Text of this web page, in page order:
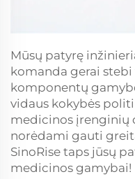
Mūsų patyrę
komanda gerai
komponentų
vidaus kokybės
medicinos įrenginių
norėdami gauti
SinoRise taps jūsų
medicinos gamybai!